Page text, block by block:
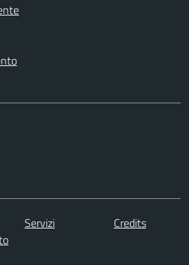
Servizi
Credits